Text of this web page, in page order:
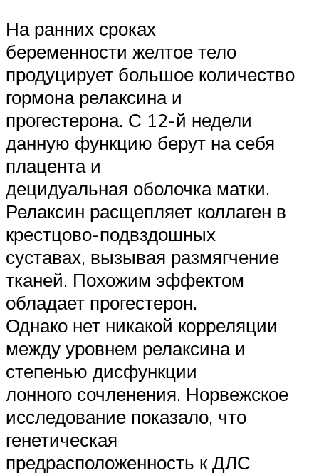
На ранних сроках
беременности желтое тело
продуцирует большое количество
гормона релаксина и
прогестерона. С 12-й недели
данную функцию берут на себя
плацента и
децидуальная оболочка матки.
Релаксин расщепляет коллаген в
крестцово-подвздошных
суставах, вызывая размягчение
тканей. Похожим эффектом
обладает прогестерон.
Однако нет никакой корреляции
между уровнем релаксина и
степенью дисфункции
лонного сочленения. Норвежское
исследование показало, что
генетическая
предрасположенность к ДЛС